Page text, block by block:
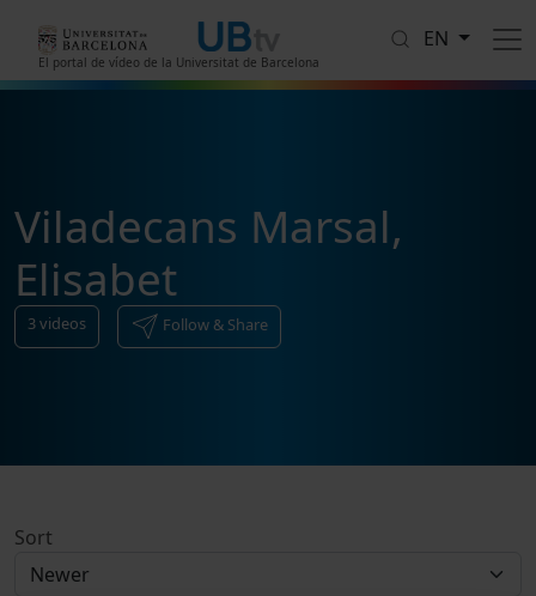
El portal de vídeo de la Universitat de Barcelona
EN
Viladecans Marsal,
Elisabet
3videos Follow & Share
Sort